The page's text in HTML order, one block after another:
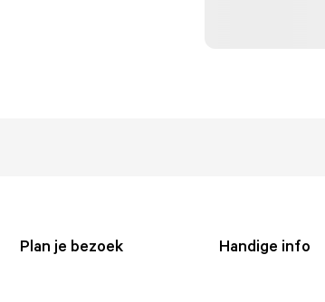
Plan je bezoek Handige info